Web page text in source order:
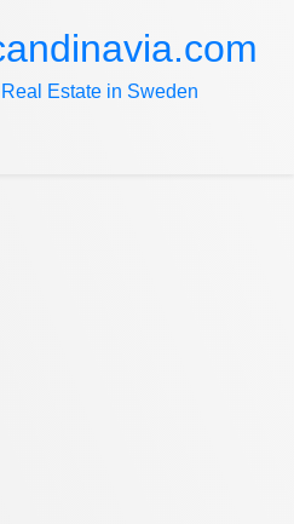
Estate in Sweden